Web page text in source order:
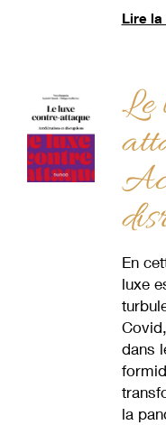
Lire la
Le
En
luxe
dans
la